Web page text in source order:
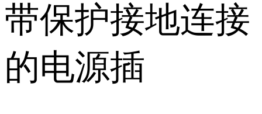
带保护接地连接
的电源插